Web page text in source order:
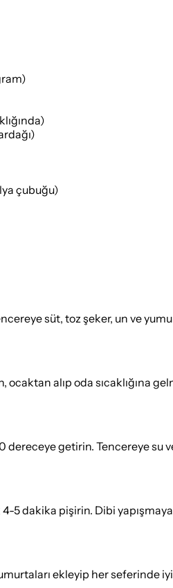
çubuğu)
süt, toz şeker, un ve
ocaktan alıp oda sıcaklığına
dereceye getirin. Tencereye su
5 dakika pişirin. Dibi
ekleyip her seferinde